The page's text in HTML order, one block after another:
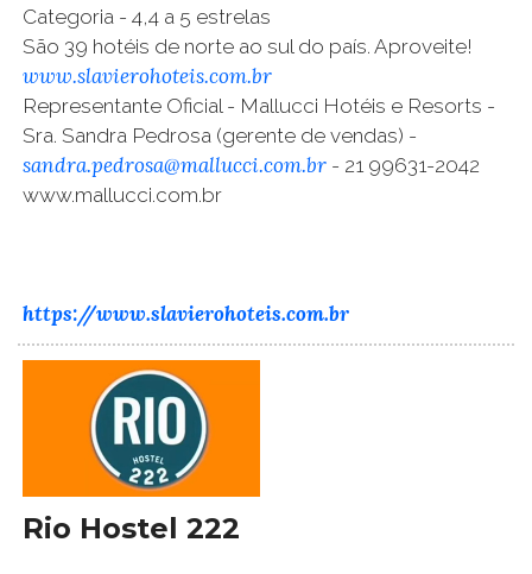
Categoria - 4,4 a 5 estrelas
São 39 hotéis de norte ao sul do país. Aproveite!
www.slavierohoteis.com.br
Representante Oficial - Mallucci Hotéis e Resorts -
Sra. Sandra Pedrosa (gerente de vendas) -
sandra.pedrosa@mallucci.com.br - 21 99631-2042
www.mallucci.com.br
https://www.slavierohoteis.com.br
Rio Hostel 222